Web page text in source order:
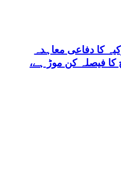
کا دفاعی معاہدہ
فیصلہ کن موڑ ہے،